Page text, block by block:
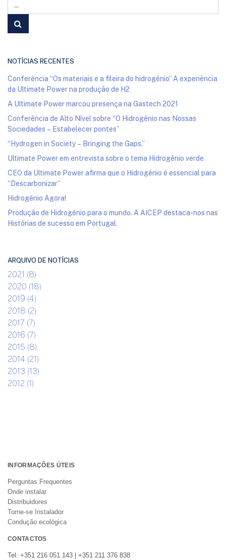
NOTÍCIAS RECENTES
Conferência “Os materiais e a fileira do hidrogénio” A experiência
da Ultimate Power na produção de H2
A Ultimate Power marcou presença na Gastech 2021
Conferência de Alto Nível sobre “O Hidrogénio nas Nossas
Sociedades – Estabelecer pontes”
“Hydrogen in Society – Bringing the Gaps.”
Ultimate Power em entrevista sobre o tema Hidrogénio verde
CEO da Ultimate Power afirma que o Hidrogénio é essencial para
“Descarbonizar”
Hidrogénio Agora!
Produção de Hidrogénio para o mundo. A AICEP destaca-nos nas
Histórias de sucesso em Portugal.
ARQUIVO DE NOTÍCIAS
2021 (8)
2020 (18)
2019 (4)
2018 (2)
2017 (7)
2016 (7)
2015 (8)
2014 (21)
2013 (13)
2012 (1)
INFORMAÇÕES ÚTEIS
Perguntas Frequentes
Onde instalar
Distribuidores
Torne-se Instalador
Condução ecológica
CONTACTOS
Tel: +351 216 051 143 | +351 211 376 838